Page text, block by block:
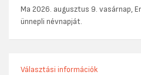
Ma 2026. augusztus 9. vasárnap,
ünnepli névnapját.
Választási információk